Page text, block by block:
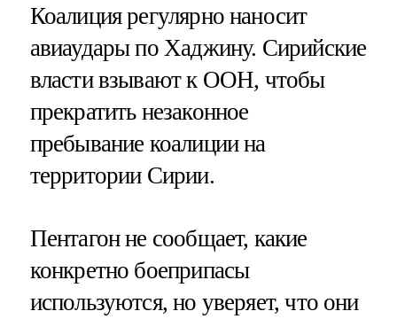
Коалиция регулярно наносит
авиаудары по Хаджину. Сирийские
власти взывают к ООН, чтобы
прекратить незаконное
пребывание коалиции на
территории Сирии.
Пентагон не сообщает, какие
конкретно боеприпасы
используются, но уверяет, что они